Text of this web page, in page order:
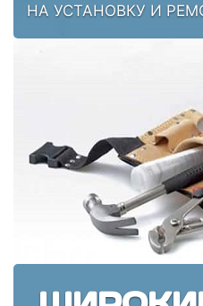
НА УСТАНОВКУ И